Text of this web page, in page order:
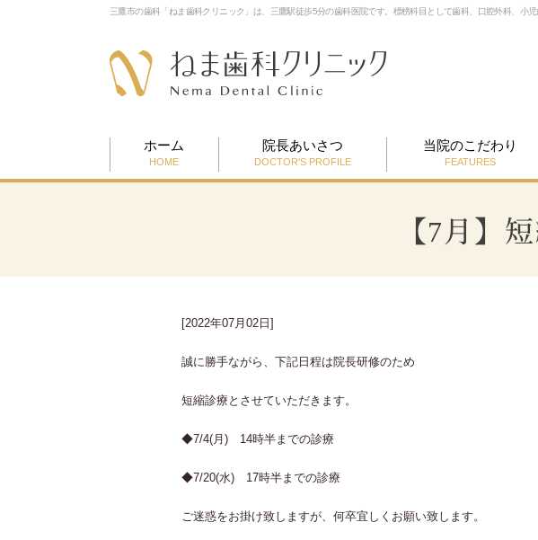
三鷹市の歯科「ねま歯科クリニック」は、三鷹駅徒歩5分の歯科医院です。標榜科目として歯科、口腔外科、小
ホーム
HOME
院長あいさつ
DOCTOR'S PROFILE
当院のこだわり
FEATURES
【7月】
[2022年07月02日]
誠に勝手ながら、下記日程は院長研修のため
短縮診療とさせていただきます。
◆7/4(月) 14時半までの診療
◆7/20(水) 17時半までの診療
ご迷惑をお掛け致しますが、何卒宜しくお願い致します。